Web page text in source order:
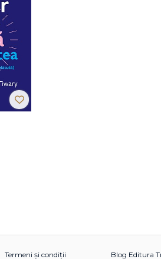
Termeni și condiții Blog Editura